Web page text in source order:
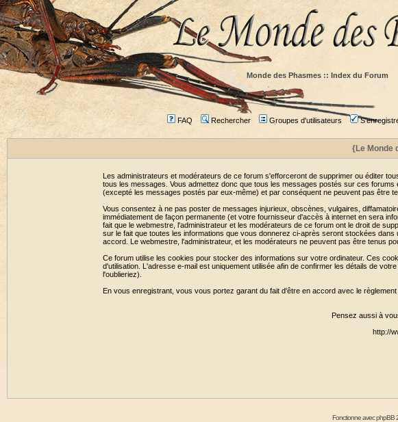
Monde des Phasmes :: Index du Forum
FAQ Rechercher Groupes d'utilisateurs
{Le Monde
Les administrateurs et modérateurs de ce forum s'efforceront de supprimer ou éditer
tous les messages. Vous admettez donc que tous les messages postés sur ces
(excepté les messages postés par eux-même) et par conséquent ne peuvent pas être
Vous consentez à ne pas poster de messages injurieux, obscènes, vulgaires,
immédiatement de façon permanente (et votre fournisseur d'accès à internet en sera
fait que le webmestre, l'administrateur et les modérateurs de ce forum ont le droit de
sur le fait que toutes les informations que vous donnerez ci-après seront stockées
accord. Le webmestre, l'administrateur, et les modérateurs ne peuvent pas être tenus
Ce forum utilise les cookies pour stocker des informations sur votre ordinateur. Ces
d'utilisation. L'adresse e-mail est uniquement utilisée afin de confirmer les détails de
l'oublieriez).
En vous enregistrant, vous vous portez garant du fait d'être en accord avec le règlement
Pensez aussi à
http://
Fonctionne avecphpBB